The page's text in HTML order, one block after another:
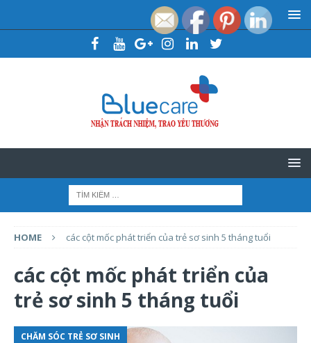
HOME các cột mốc phát triển của trẻ sơ sinh 5 tháng tuổi
các cột mốc phát triển của
trẻ sơ sinh 5 tháng tuổi
CHĂM SÓC TRẺ SƠ SINH